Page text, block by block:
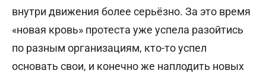
внутри движения более серьёзно. За это время
«новая кровь» протеста уже успела разойтись
по разным организациям, кто-то успел
основать свои, и конечно же наплодить новых